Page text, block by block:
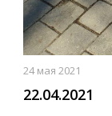
24 мая 2021
22.04.2021